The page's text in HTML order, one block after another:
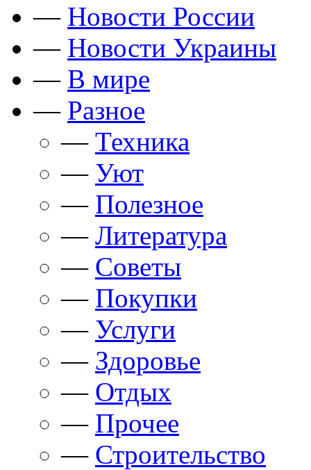
— Новости России
— Новости Украины
— В мире
— Разное
— Техника
— Уют
— Полезное
— Литература
— Советы
— Покупки
— Услуги
— Здоровье
— Отдых
— Прочее
— Строительство